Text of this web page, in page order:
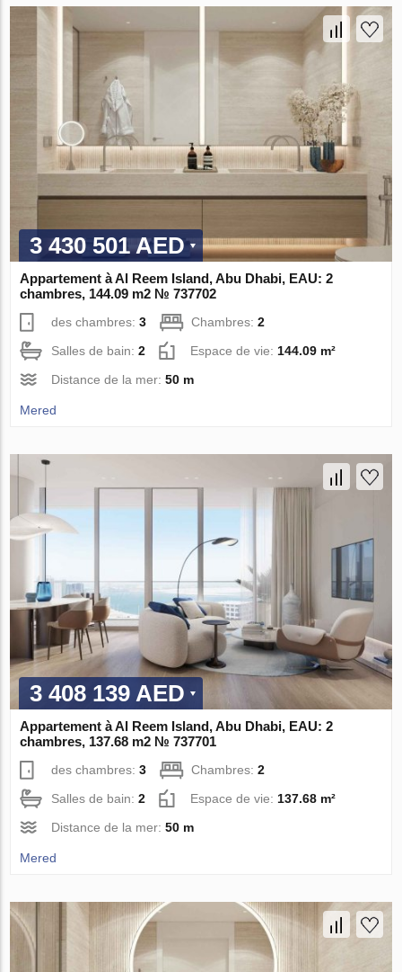
3 430 501 AED
Appartement à Al Reem Island, Abu Dhabi, EAU: 2
chambres, 144.09 m2 № 737702
des chambres:3 Chambres:2
Salles de bain:2 Espace de vie: 144.09 m²
Distance de la mer:50 m
Mered
3 408 139 AED
Appartement à Al Reem Island, Abu Dhabi, EAU: 2
chambres, 137.68 m2 № 737701
des chambres:3 Chambres:2
Salles de bain:2 Espace de vie: 137.68 m²
Distance de la mer:50 m
Mered